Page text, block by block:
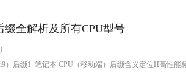
缀全解析及所有CPU型号
）后缀1. 笔记本 CPU（移动端）后缀含义定位H高性能